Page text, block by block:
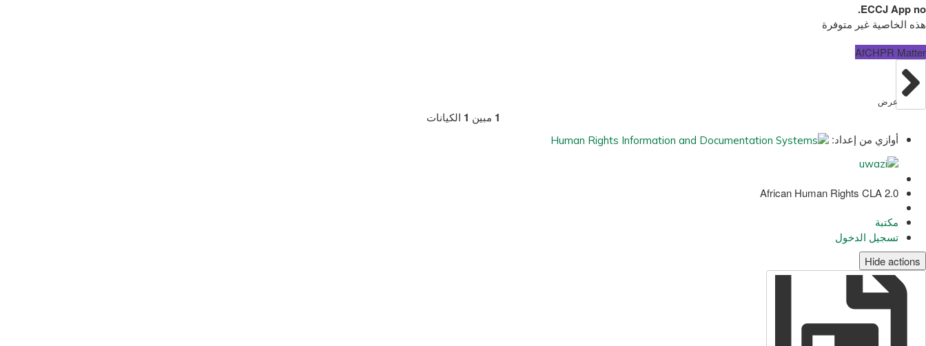
ECCJ App no.
هذه الخاصية غير متوفرة
AfCHPR Matter
عرض
1 مبين 1 الكيانات
أوازي من إعداد:
African Human Rights CLA 2.0
مكتبة
تسجيل الدخول
Hide actions